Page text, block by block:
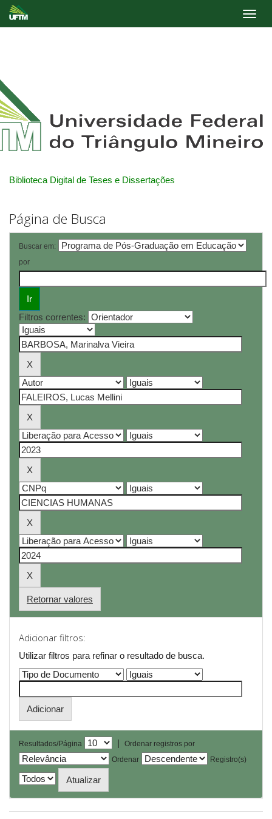
Biblioteca Digital de Teses e Dissertações
Página de Busca
Buscar em:
por
Filtros correntes:
Retornar valores
Adicionar filtros:
Utilizar filtros para refinar o resultado de busca.
Resultados/Página |
Ordenar registros por
Ordenar
Registro(s)